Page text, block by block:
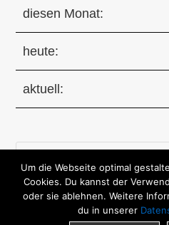
diesen Monat:
heute:
aktuell:
Um die Webseite optimal
Cookies. Du kannst der
oder sie ablehnen. Weitere
du in unserer